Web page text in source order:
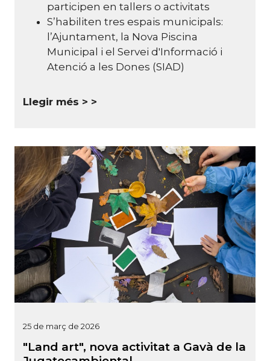
participen en tallers o activitats
S’habiliten tres espais municipals:
l’Ajuntament, la Nova Piscina
Municipal i el Servei d'Informació i
Atenció a les Dones (SIAD)
Llegir més >
25 de març de 2026
"Land art", nova activitat a Gavà de la